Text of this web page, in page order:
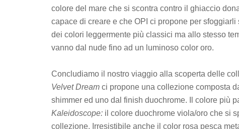
colore del mare che si scontra contro il ghiaccio
capace di creare e che OPI ci propone per
dei colori leggermente più classici ma allo stesso
vanno dal nude fino ad un luminoso color oro.
Concludiamo il nostro viaggio alla scoperta delle
Velvet Dream ci propone una collezione composta
shimmer ed uno dal finish duochrome. Il colore più
Kaleidoscope: il colore duochrome viola/oro che si
collezione. Irresistibile anche il color rosa pesca